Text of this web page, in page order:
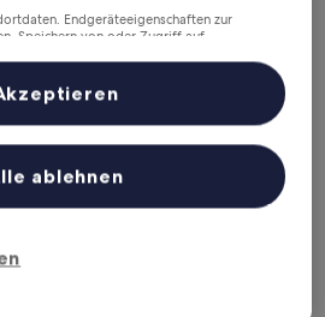
Endgeräteeigenschaften zur
Speichern von oder Zugriff auf
und der Performance von Inhalten,
Entwicklung und Verbesserung von
ablehnen